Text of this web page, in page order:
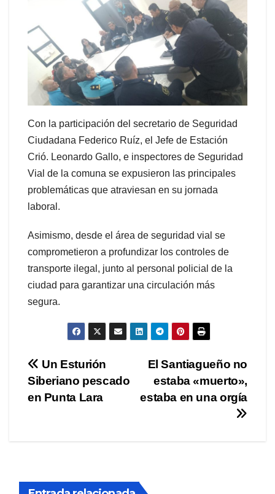
Con la participación del secretario de Seguridad
Ciudadana Federico Ruíz, el Jefe de Estación
Crió. Leonardo Gallo, e inspectores de Seguridad
Vial de la comuna se expusieron las principales
problemáticas que atraviesan en su jornada
laboral.
Asimismo, desde el área de seguridad vial se
comprometieron a profundizar los controles de
transporte ilegal, junto al personal policial de la
ciudad para garantizar una circulación más
segura.
Navegación
de
El Santiagueño no
estaba «muerto»,
estaba en una orgía
Un Esturión
Siberiano pescado
en Punta Lara